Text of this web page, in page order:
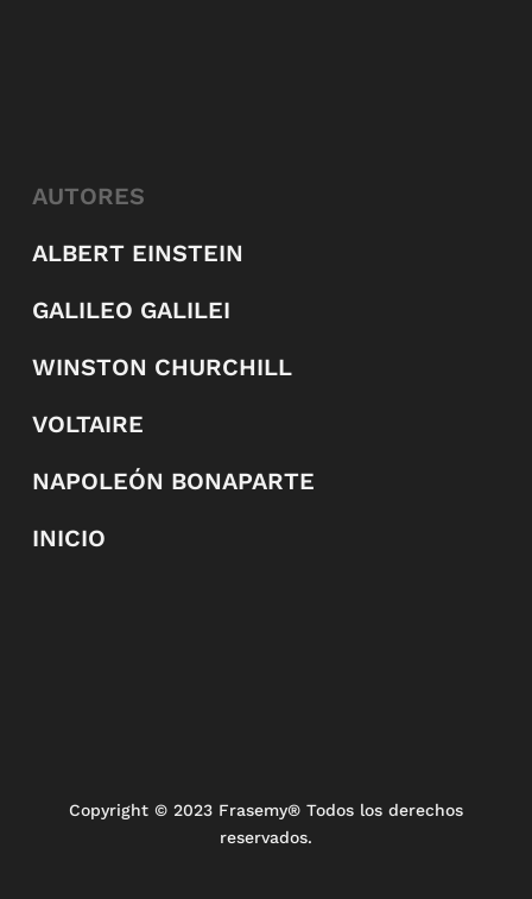
AUTORES
ALBERT EINSTEIN
GALILEO GALILEI
WINSTON CHURCHILL
VOLTAIRE
NAPOLEÓN BONAPARTE
INICIO
Copyright © 2023 Frasemy® Todos los derechos
reservados.